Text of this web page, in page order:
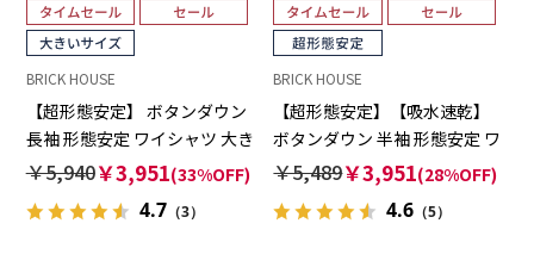
BRICK HOUSE
【超形態安定】 ボタンダウン
長袖 形態安定 ワイシャツ 大き
いサイズ
￥5,940￥3,951(33%OFF)
4.7（3）
BRICK HOUSE
【超形態安定】【吸水速乾】
ボタンダウン 半袖 形態安定 ワ
イシャツ
￥5,489￥3,951(28%OFF)
4.6 （5）